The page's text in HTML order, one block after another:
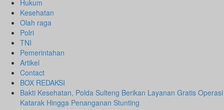
Hukum
Kesehatan
Olah raga
Polri
TNI
Pemerintahan
Artikel
Contact
BOX REDAKSI
Bakti Kesehatan, Polda Sulteng Berikan Layanan Gratis Operasi
Katarak Hingga Penanganan Stunting